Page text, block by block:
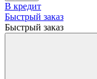
В кредит
Быстрый заказ
Быстрый заказ